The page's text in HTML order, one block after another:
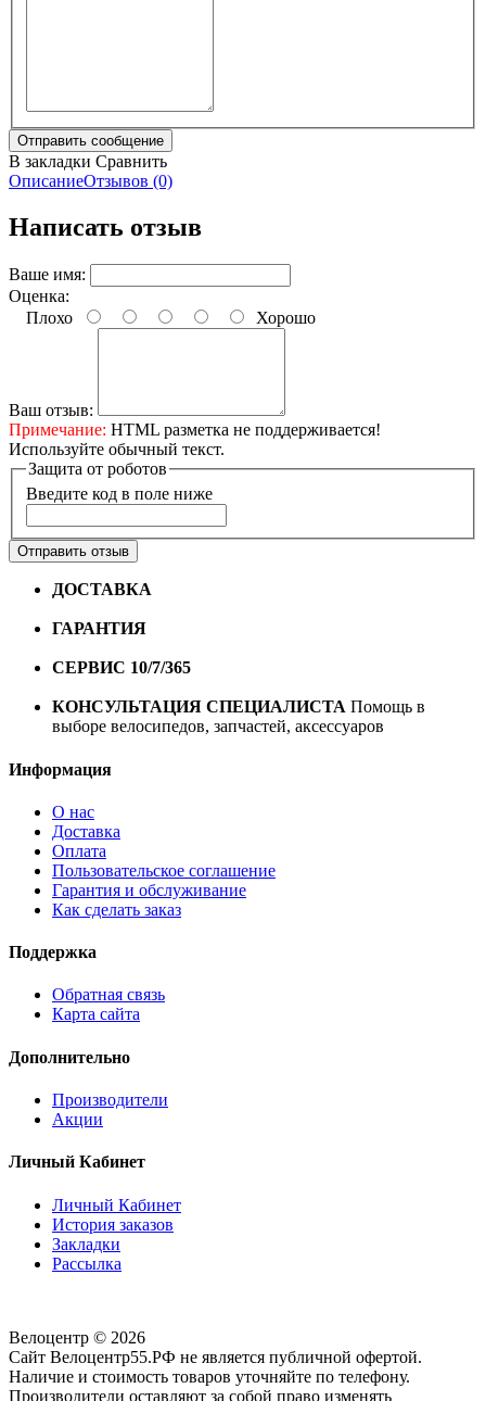
В закладки Сравнить
ОписаниеОтзывов (0)
Написать отзыв
Ваше имя:
Оценка:
Плохо
Хорошо
Ваш отзыв:
Примечание: HTML разметка не поддерживается!
Используйте обычный текст.
Защита от роботов
Введите код в поле ниже
Отправить отзыв
ДОСТАВКА
ГАРАНТИЯ
СЕРВИС 10/7/365
КОНСУЛЬТАЦИЯ СПЕЦИАЛИСТА Помощь в
выборе велосипедов, запчастей, аксессуаров
Информация
О нас
Доставка
Оплата
Пользовательское соглашение
Гарантия и обслуживание
Как сделать заказ
Поддержка
Обратная связь
Карта сайта
Дополнительно
Производители
Акции
Личный Кабинет
Личный Кабинет
История заказов
Закладки
Рассылка
Велоцентр © 2026
Сайт Велоцентр55.РФ не является публичной офертой.
Наличие и стоимость товаров уточняйте по телефону.
Производители оставляют за собой право изменять